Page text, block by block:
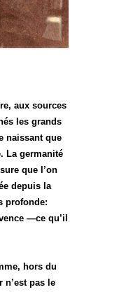
aux sources
les grands
naissant que
La germanité
que l’on
depuis la
profonde:
—ce qu’il
hors du
pas le